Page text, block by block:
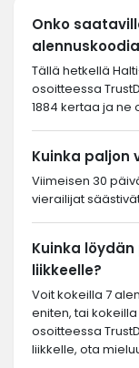
Onko
Tällä hetkellä
osoitteessa
1884 kertaa ja ne
Kuinka paljon
Viimeisen 30
vierailijat
Kuinka
liikkeelle?
Voit kokeilla 7
eniten, tai
osoitteessa
liikkelle, ota